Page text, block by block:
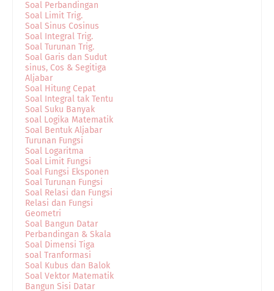
Soal Perbandingan
Soal Limit Trig.
Soal Sinus Cosinus
Soal Integral Trig.
Soal Turunan Trig.
Soal Garis dan Sudut
sinus, Cos & Segitiga
Aljabar
Soal Hitung Cepat
Soal Integral tak Tentu
Soal Suku Banyak
soal Logika Matematik
Soal Bentuk Aljabar
Turunan Fungsi
Soal Logaritma
Soal Limit Fungsi
Soal Fungsi Eksponen
Soal Turunan Fungsi
Soal Relasi dan Fungsi
Relasi dan Fungsi
Geometri
Soal Bangun Datar
Perbandingan & Skala
Soal Dimensi Tiga
soal Tranformasi
Soal Kubus dan Balok
Soal Vektor Matematik
Bangun Sisi Datar